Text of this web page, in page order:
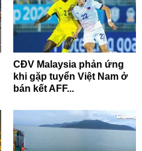
CĐV Malaysia phản ứng
khi gặp tuyển Việt Nam ở
bán kết AFF...